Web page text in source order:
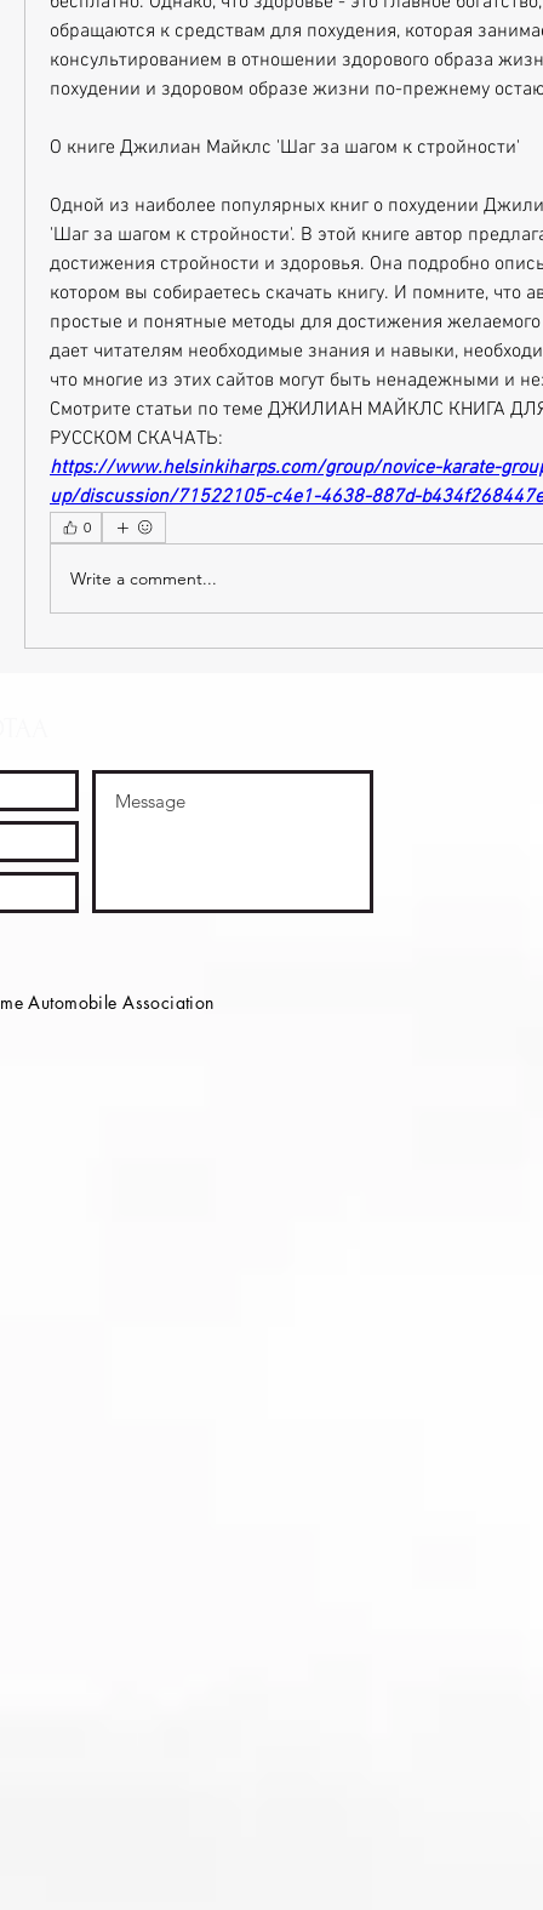
обращаются к средствам для похудения, которая
консультированием в отношении здорового образа
похудении и здоровом образе жизни по-прежнему
О книге Джилиан Майклс 'Шаг за шагом к стройности'
Одной из наиболее популярных книг о похудении
'Шаг за шагом к стройности'. В этой книге автор
достижения стройности и здоровья. Она подробно
котором вы собираетесь скачать книгу. И помните, что
простые и понятные методы для достижения желаемого
дает читателям необходимые знания и навыки,
что многие из этих сайтов могут быть ненадежными и
Смотрите статьи по теме ДЖИЛИАН МАЙКЛС КНИГА
РУССКОМ СКАЧАТЬ:
https://www.helsinkiharps.com/group/novice-karate-
up/discussion/71522105-c4e1-4638-887d-b434f268447e
0
Write a comment...
Automobile Association